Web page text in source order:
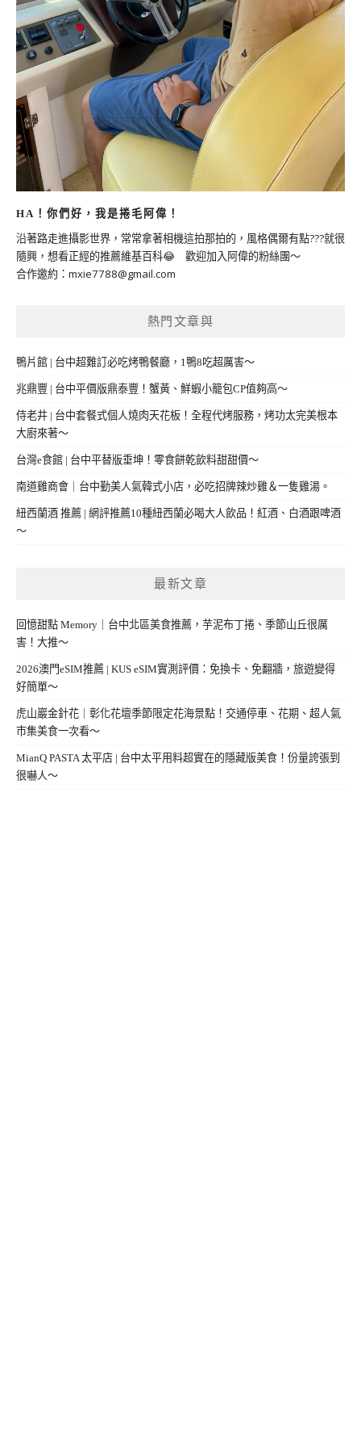
HA！你們好，我是捲毛阿偉！
沿著路走進攝影世界，常常拿著相機這拍那拍的，風格偶爾有點???就很
隨興，想看正經的推薦維基百科😂 歡迎加入阿偉的粉絲團～
合作邀約： mxie7788@gmail.com
熱門文章與
鴨片館 | 台中超難訂必吃烤鴨餐廳，1鴨8吃超厲害～
兆鼎豐 | 台中平價版鼎泰豐！蟹黃、鮮蝦小籠包CP值夠高～
侍老井 | 台中套餐式個人燒肉天花板！全程代烤服務，烤功太完美根本
大廚來著～
台灣e食館 | 台中平替版垂坤！零食餅乾飲料甜甜價～
南道雞商會｜台中勤美人氣韓式小店，必吃招牌辣炒雞＆一隻雞湯。
紐西蘭酒 推薦 | 網評推薦10種紐西蘭必喝大人飲品！紅酒、白酒跟啤酒
～
最新文章
回憶甜點 Memory｜台中北區美食推薦，芋泥布丁捲、季節山丘很厲
害！大推～
2026澳門eSIM推薦 | KUS eSIM實測評價：免換卡、免翻牆，旅遊變得
好簡單～
虎山巖金針花｜彰化花壇季節限定花海景點！交通停車、花期、超人氣
市集美食一次看～
MianQ PASTA 太平店 | 台中太平用料超實在的隱藏版美食！份量誇張到
很嚇人～